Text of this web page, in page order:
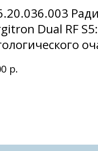
Dual RF
р.